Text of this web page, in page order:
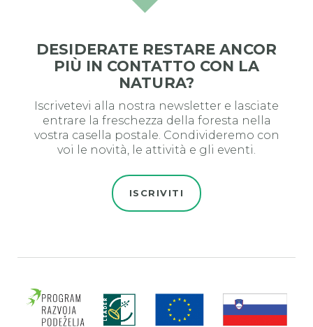
DESIDERATE RESTARE ANCOR
PIÙ IN CONTATTO CON LA
NATURA?
Iscrivetevi alla nostra newsletter e lasciate
entrare la freschezza della foresta nella
vostra casella postale. Condivideremo con
voi le novità, le attività e gli eventi.
ISCRIVITI